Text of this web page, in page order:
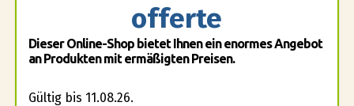
offerte
Dieser Online-Shop bietet Ihnen ein enormes Angebot
an Produkten mit ermäßigten Preisen.
Gültig bis 11.08.26.